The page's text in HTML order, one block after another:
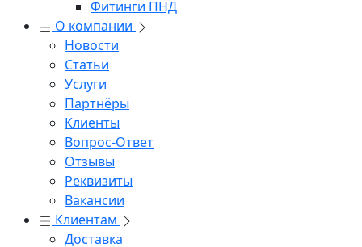
Фитинги ПНД
О компании
Новости
Статьи
Услуги
Партнёры
Клиенты
Вопрос-Ответ
Отзывы
Реквизиты
Вакансии
Клиентам
Доставка